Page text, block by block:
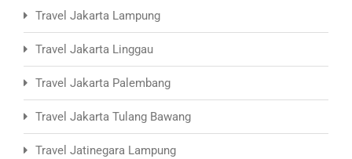
Travel Jakarta Lampung
Travel Jakarta Linggau
Travel Jakarta Palembang
Travel Jakarta Tulang Bawang
Travel Jatinegara Lampung